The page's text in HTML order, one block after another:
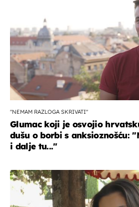
"NEMAM RAZLOGA SKRIVATI"
Glumac koji je osvojio
dušu o borbi s anksioznošću:
i dalje tu..."